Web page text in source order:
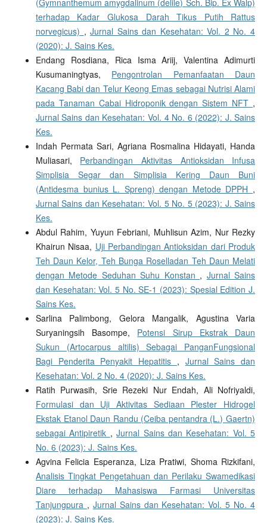
(Gymnanthemum amygdalinum (delile) Sch. Bip. Ex Walp)
terhadap Kadar Glukosa Darah Tikus Putih Rattus
norvegicus) ,Jurnal Sains dan Kesehatan: Vol. 2 No. 4
(2020): J. Sains Kes.
Endang Rosdiana, Rica Isma Ariij, Valentina Adimurti
Kusumaningtyas, Pengontrolan Pemanfaatan Daun
Kacang Babi dan Telur Keong Emas sebagai Nutrisi Alami
pada Tanaman Cabai Hidroponik dengan Sistem NFT ,
Jurnal Sains dan Kesehatan: Vol. 4 No. 6 (2022): J. Sains
Kes.
Indah Permata Sari, Agriana Rosmalina Hidayati, Handa
Muliasari, Perbandingan Aktivitas Antioksidan Infusa
Simplisia Segar dan Simplisia Kering Daun Buni
(Antidesma bunius L. Spreng) dengan Metode DPPH ,
Jurnal Sains dan Kesehatan: Vol. 5 No. 5 (2023): J. Sains
Kes.
Abdul Rahim, Yuyun Febriani, Muhlisun Azim, Nur Rezky
Khairun Nisaa, Uji Perbandingan Antioksidan dari Produk
Teh Daun Kelor, Teh Bunga Roselladan Teh Daun Melati
dengan Metode Seduhan Suhu Konstan , Jurnal Sains
dan Kesehatan: Vol. 5 No. SE-1 (2023): Spesial Edition J.
Sains Kes.
Sarlina Palimbong, Gelora Mangalik, Agustina Varia
Suryaningsih Basompe, Potensi Sirup Ekstrak Daun
Sukun (Artocarpus altilis) Sebagai PanganFungsional
Bagi Penderita Penyakit Hepatitis , Jurnal Sains dan
Kesehatan: Vol. 2 No. 4 (2020): J. Sains Kes.
Ratih Purwasih, Srie Rezeki Nur Endah, Ali Nofriyaldi,
Formulasi dan Uji Aktivitas Sediaan Plester Hidrogel
Ekstak Etanol Daun Randu (Ceiba pentandra (L.) Gaertn)
sebagai Antipiretik ,Jurnal Sains dan Kesehatan: Vol. 5
No. 6 (2023): J. Sains Kes.
Agvina Felicia Esperanza, Liza Pratiwi, Shoma Rizkifani,
Analisis Tingkat Pengetahuan dan Perilaku Swamedikasi
Diare terhadap Mahasiswa Farmasi Universitas
Tanjungpura , Jurnal Sains dan Kesehatan: Vol. 5 No. 4
(2023): J. Sains Kes.